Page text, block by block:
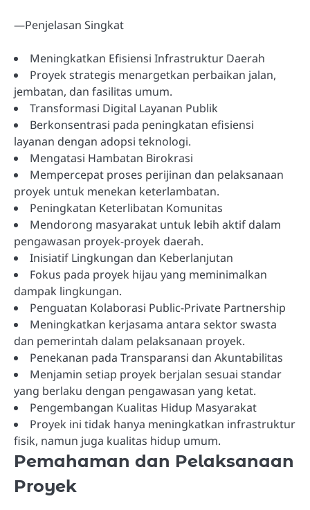
—Penjelasan Singkat
Meningkatkan Efisiensi Infrastruktur Daerah
Proyek strategis menargetkan perbaikan jalan,
jembatan, dan fasilitas umum.
Transformasi Digital Layanan Publik
Berkonsentrasi pada peningkatan efisiensi
layanan dengan adopsi teknologi.
Mengatasi Hambatan Birokrasi
Mempercepat proses perijinan dan pelaksanaan
proyek untuk menekan keterlambatan.
Peningkatan Keterlibatan Komunitas
Mendorong masyarakat untuk lebih aktif dalam
pengawasan proyek-proyek daerah.
Inisiatif Lingkungan dan Keberlanjutan
Fokus pada proyek hijau yang meminimalkan
dampak lingkungan.
Penguatan Kolaborasi Public-Private Partnership
Meningkatkan kerjasama antara sektor swasta
dan pemerintah dalam pelaksanaan proyek.
Penekanan pada Transparansi dan Akuntabilitas
Menjamin setiap proyek berjalan sesuai standar
yang berlaku dengan pengawasan yang ketat.
Pengembangan Kualitas Hidup Masyarakat
Proyek ini tidak hanya meningkatkan infrastruktur
fisik, namun juga kualitas hidup umum.
Pemahaman dan Pelaksanaan
Proyek